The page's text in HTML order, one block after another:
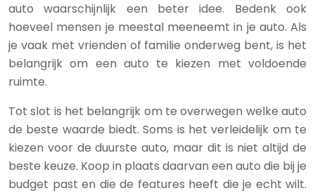
auto waarschijnlijk een beter idee. Bedenk ook
hoeveel mensen je meestal meeneemt in je auto. Als
je vaak met vrienden of familie onderweg bent, is het
belangrijk om een auto te kiezen met voldoende
ruimte.
Tot slot is het belangrijk om te overwegen welke auto
de beste waarde biedt. Soms is het verleidelijk om te
kiezen voor de duurste auto, maar dit is niet altijd de
beste keuze. Koop in plaats daarvan een auto die bij je
budget past en die de features heeft die je echt wilt.